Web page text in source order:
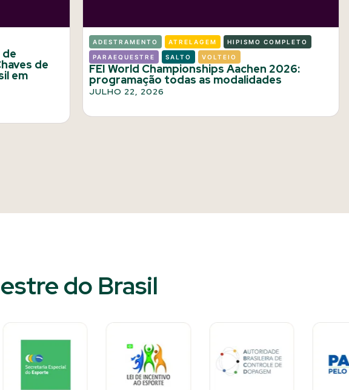
de
de
em
ADESTRAMENTO ATRELAGEM HIPISMO COMPLETO
PARAEQUESTRE SALTO VOLTEIO
FEI World Championships Aachen 2026:
programação todas as modalidades
JULHO 22, 2026
do Brasil​